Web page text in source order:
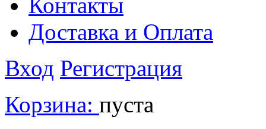
Контакты
Доставка и Оплата
Вход Регистрация
Корзина: пуста